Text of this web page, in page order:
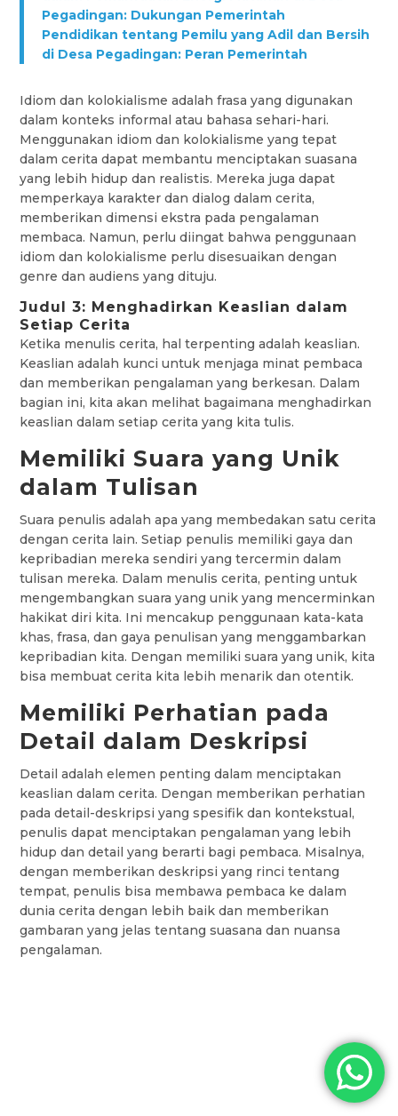
Pegadingan: Dukungan Pemerintah
Pendidikan tentang Pemilu yang Adil dan Bersih
di Desa Pegadingan: Peran Pemerintah
Idiom dan kolokialisme adalah frasa yang digunakan
dalam konteks informal atau bahasa sehari-hari.
Menggunakan idiom dan kolokialisme yang tepat
dalam cerita dapat membantu menciptakan suasana
yang lebih hidup dan realistis. Mereka juga dapat
memperkaya karakter dan dialog dalam cerita,
memberikan dimensi ekstra pada pengalaman
membaca. Namun, perlu diingat bahwa penggunaan
idiom dan kolokialisme perlu disesuaikan dengan
genre dan audiens yang dituju.
Judul 3: Menghadirkan Keaslian dalam
Setiap Cerita
Ketika menulis cerita, hal terpenting adalah keaslian.
Keaslian adalah kunci untuk menjaga minat pembaca
dan memberikan pengalaman yang berkesan. Dalam
bagian ini, kita akan melihat bagaimana menghadirkan
keaslian dalam setiap cerita yang kita tulis.
Memiliki Suara yang Unik
dalam Tulisan
Suara penulis adalah apa yang membedakan satu cerita
dengan cerita lain. Setiap penulis memiliki gaya dan
kepribadian mereka sendiri yang tercermin dalam
tulisan mereka. Dalam menulis cerita, penting untuk
mengembangkan suara yang unik yang mencerminkan
hakikat diri kita. Ini mencakup penggunaan kata-kata
khas, frasa, dan gaya penulisan yang menggambarkan
kepribadian kita. Dengan memiliki suara yang unik, kita
bisa membuat cerita kita lebih menarik dan otentik.
Memiliki Perhatian pada
Detail dalam Deskripsi
Detail adalah elemen penting dalam menciptakan
keaslian dalam cerita. Dengan memberikan perhatian
pada detail-deskripsi yang spesifik dan kontekstual,
penulis dapat menciptakan pengalaman yang lebih
hidup dan detail yang berarti bagi pembaca. Misalnya,
dengan memberikan deskripsi yang rinci tentang
tempat, penulis bisa membawa pembaca ke dalam
dunia cerita dengan lebih baik dan memberikan
gambaran yang jelas tentang suasana dan nuansa
pengalaman.